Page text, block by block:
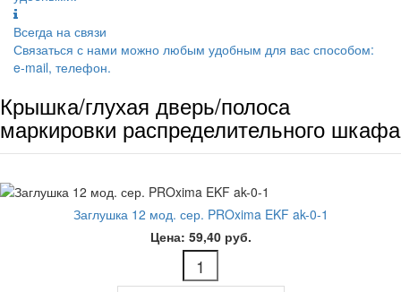
Всегда на связи
Связаться с нами можно любым удобным для вас способом:
e-mail, телефон.
Крышка/глухая дверь/полоса
маркировки распределительного шкафа
Заглушка 12 мод. сер. PROxima EKF ak-0-1
Цена: 59,40 руб.